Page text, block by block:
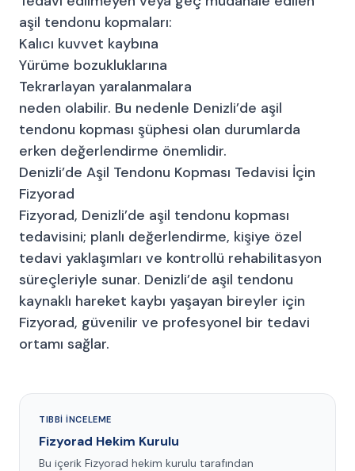
aşil tendonu kopmaları:
Kalıcı kuvvet kaybına
Yürüme bozukluklarına
Tekrarlayan yaralanmalara
neden olabilir. Bu nedenle Denizli’de aşil
tendonu kopması şüphesi olan durumlarda
erken değerlendirme önemlidir.
Denizli’de Aşil Tendonu Kopması Tedavisi İçin
Fizyorad
Fizyorad, Denizli’de aşil tendonu kopması
tedavisini; planlı değerlendirme, kişiye özel
tedavi yaklaşımları ve kontrollü rehabilitasyon
süreçleriyle sunar. Denizli’de aşil tendonu
kaynaklı hareket kaybı yaşayan bireyler için
Fizyorad, güvenilir ve profesyonel bir tedavi
ortamı sağlar.
TIBBI INCELEME
Fizyorad Hekim Kurulu
Bu içerik Fizyorad hekim kurulu tarafından